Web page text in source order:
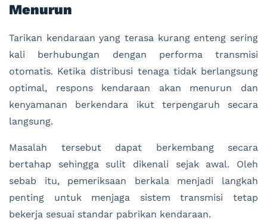
Menurun
Tarikan kendaraan yang terasa kurang enteng sering
kali berhubungan dengan performa transmisi
otomatis. Ketika distribusi tenaga tidak berlangsung
optimal, respons kendaraan akan menurun dan
kenyamanan berkendara ikut terpengaruh secara
langsung.
Masalah tersebut dapat berkembang secara
bertahap sehingga sulit dikenali sejak awal. Oleh
sebab itu, pemeriksaan berkala menjadi langkah
penting untuk menjaga sistem transmisi tetap
bekerja sesuai standar pabrikan kendaraan.